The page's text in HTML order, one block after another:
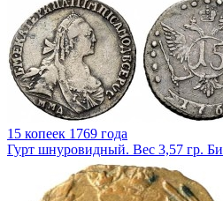
15 копеек 1769 года
Гурт шнуровидный. Вес 3,57 гр.